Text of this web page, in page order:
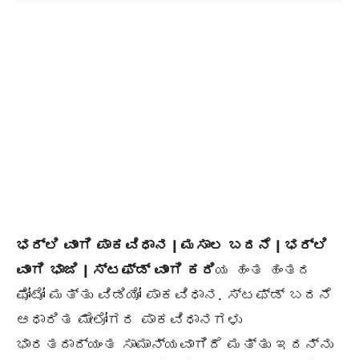
ಭರ್ಲಿ ವಾಂಗಿ ಪಾಕವಿಧಾನ | ಮಸಾಲ ಬದನೆ | ಭರ್ಲಿ
ವಾಂಗಿ ಭಾಜಿ | ಸ್ಟಫ್ಡ್ ವಾಂಗಿ ಕರಿಯ ಹಂತ ಹಂತದ
ಫೋಟೋ ಮತ್ತು ವಿಡಿಯೋ ಪಾಕವಿಧಾನ. ಸ್ಟಫ್ಡ್ ಬದನೆ
ಆಧಾರಿತ ಮೇಲೋಗರ ಪಾಕವಿಧಾನಗಳು
ಭಾರತದಾದ್ಯಂತ ಸಾಮಾನ್ಯವಾಗಿದೆ ಮತ್ತು ಇದನ್ನು